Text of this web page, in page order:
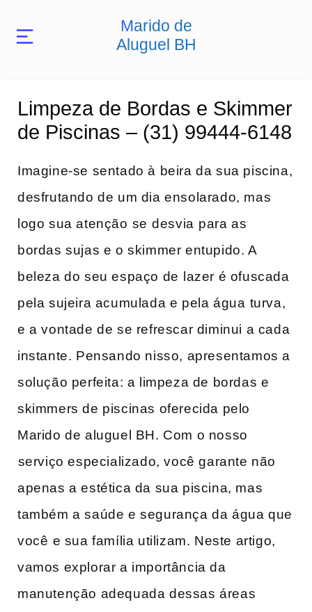
Marido de
Aluguel BH
Limpeza de Bordas e Skimmer
de Piscinas – (31) 99444-6148
Imagine-se sentado à beira da sua ‌piscina,
desfrutando de ‌um dia ensolarado, mas
logo sua atenção ⁣se⁣ desvia ⁣para as
bordas sujas e ‍o skimmer entupido. A
beleza ​do seu espaço de ⁢lazer é ofuscada
pela‍ sujeira acumulada e pela água⁤ turva,
e a vontade ‌de​ se refrescar diminui a cada
instante. Pensando nisso, apresentamos‌ a
solução‌ perfeita: a​ limpeza de bordas ‍e
skimmers de piscinas ‍oferecida pelo
Marido de aluguel BH. Com o nosso
⁢serviço especializado, você garante não
apenas a ​estética da ​sua ‍piscina, ‌mas
também a saúde e segurança da ​água‍ que
você ⁢e sua família utilizam. Neste artigo,
vamos ‍explorar a importância da
manutenção adequada dessas​ áreas